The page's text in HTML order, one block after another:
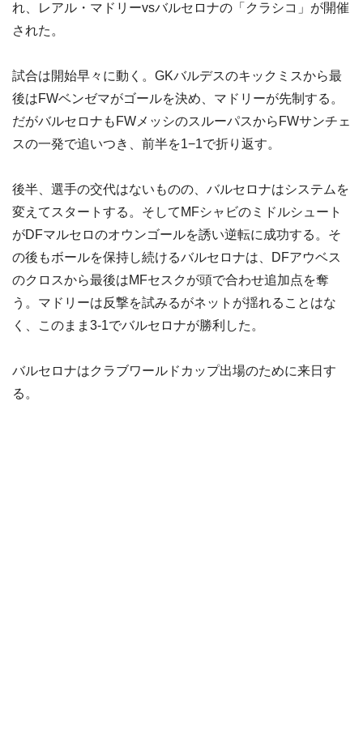
れ、レアル・マドリーvsバルセロナの「クラシコ」が開催
された。
試合は開始早々に動く。GKバルデスのキックミスから最
後はFWベンゼマがゴールを決め、マドリーが先制する。
だがバルセロナもFWメッシのスルーパスからFWサンチェ
スの一発で追いつき、前半を1−1で折り返す。
後半、選手の交代はないものの、バルセロナはシステムを
変えてスタートする。そしてMFシャビのミドルシュート
がDFマルセロのオウンゴールを誘い逆転に成功する。そ
の後もボールを保持し続けるバルセロナは、DFアウベス
のクロスから最後はMFセスクが頭で合わせ追加点を奪
う。マドリーは反撃を試みるがネットが揺れることはな
く、このまま3-1でバルセロナが勝利した。
バルセロナはクラブワールドカップ出場のために来日す
る。